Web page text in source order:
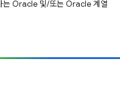
는 Oracle 및/또는 Oracle 계열